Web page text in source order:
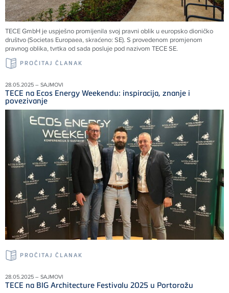
TECE GmbH je uspješno promijenila svoj pravni oblik u europsko dioničko
društvo (Societas Europaea, skraćeno: SE). S provedenom promjenom
pravnog oblika, tvrtka od sada posluje pod nazivom TECE SE.
PROČITAJ ČLANAK
28.05.2025 – SAJMOVI
TECE na Ecos Energy Weekendu: inspiracija, znanje i
povezivanje
PROČITAJ ČLANAK
28.05.2025 – SAJMOVI
TECE na BIG Architecture Festivalu 2025 u Portorožu